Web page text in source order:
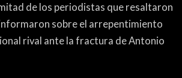
de los periodistas que resaltaron
sobre el arrepentimiento
rival ante la fractura de Antonio